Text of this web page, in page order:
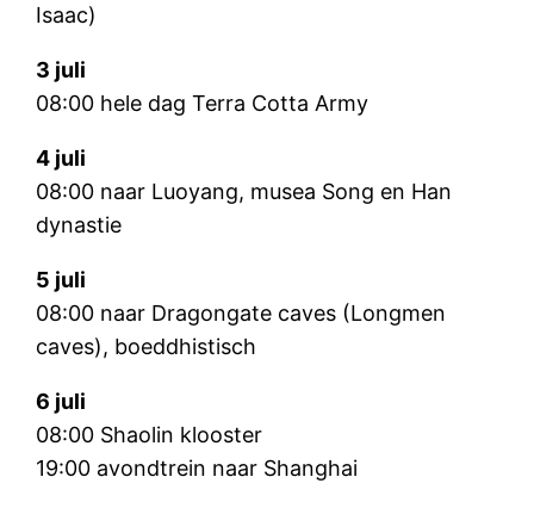
Isaac)
3 juli
08:00 hele dag Terra Cotta Army
4 juli
08:00 naar Luoyang, musea Song en Han
dynastie
5 juli
08:00 naar Dragongate caves (Longmen
caves), boeddhistisch
6 juli
08:00 Shaolin klooster
19:00 avondtrein naar Shanghai